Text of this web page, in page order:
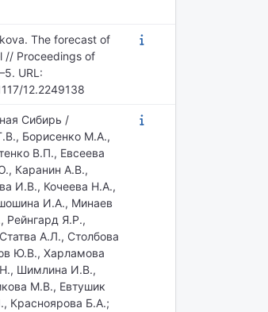
The forecast of
// Proceedings of
URL:
12.2249138
Сибирь /
Борисенко М.А.,
В.П., Евсеева
Каранин А.В.,
И.В., Кочеева Н.А.,
И.А., Минаев
Я.Р.,
А.Л., Столбова
Ю.В., Харламова
Шимлина И.В.,
М.В., Евтушик
Красноярова Б.А.;